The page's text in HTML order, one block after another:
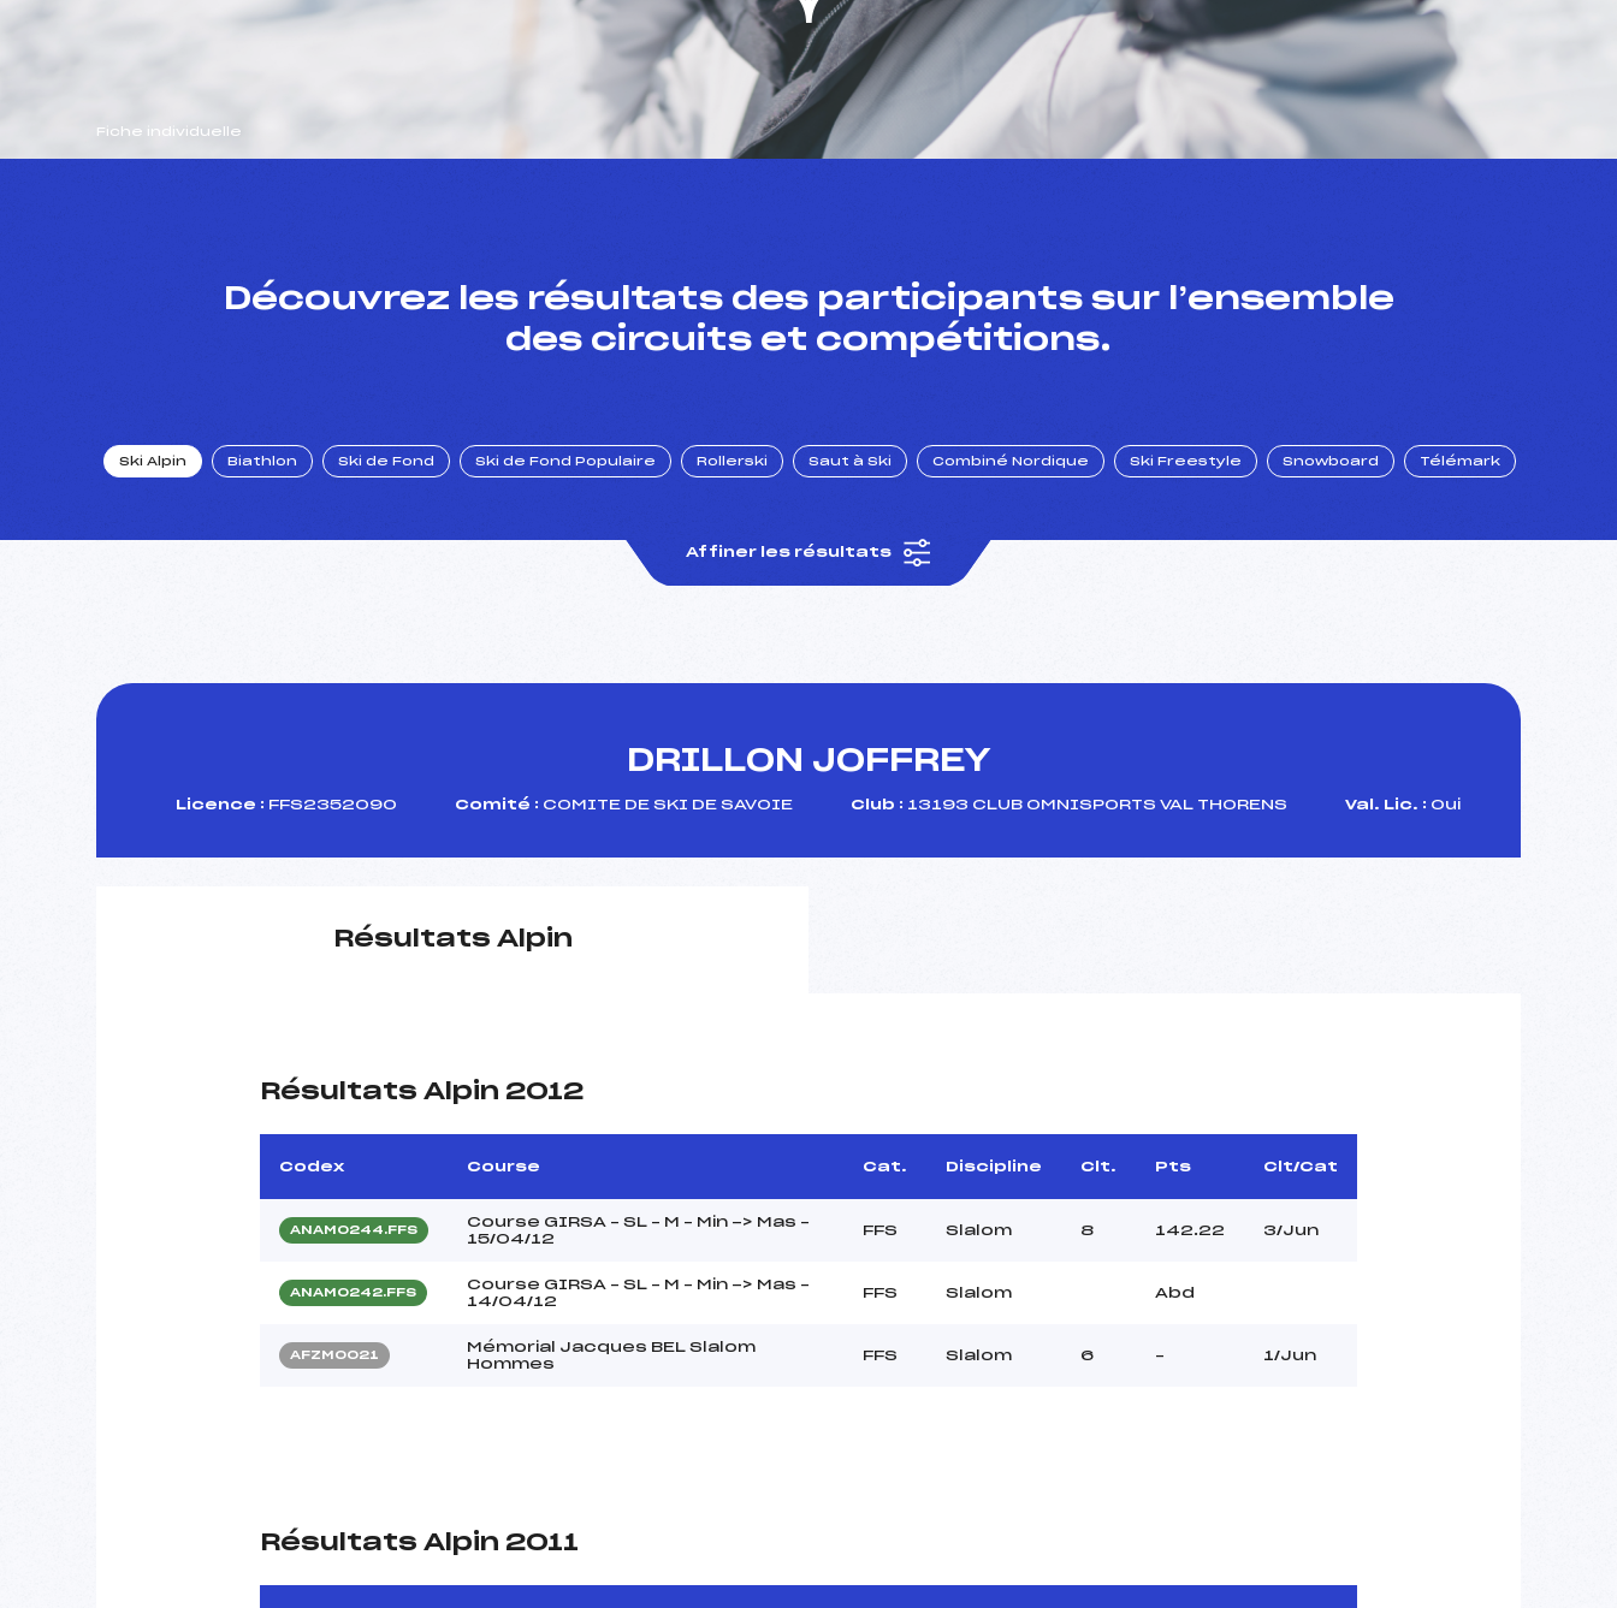
Fiche individuelle
Découvrez les résultats des participants sur l’ensemble
des circuits et compétitions.
Ski Alpin Biathlon Ski de Fond Ski de Fond Populaire Rollerski Saut à Ski Combiné Nordique Ski Freestyle Snowboard Télémark
Affiner les résultats
DRILLON JOFFREY
Licence : FFS2352090 Comité : COMITE DE SKI DE SAVOIE Club : 13193 CLUB OMNISPORTS VAL THORENS Val. Lic. : Oui
Résultats Alpin
Résultats Alpin 2012
Codex Course Cat. Discipline Clt. Pts Clt/Cat
ANAM0244.FFS
Course GIRSA – SL – M – Min -> Mas –
15/04/12
FFS Slalom 8 142.22 3/Jun
ANAM0242.FFS
Course GIRSA – SL – M – Min -> Mas –
14/04/12
FFS Slalom Abd
AFZM0021
Mémorial Jacques BEL Slalom
Hommes
FFS Slalom 6 – 1/Jun
Résultats Alpin 2011